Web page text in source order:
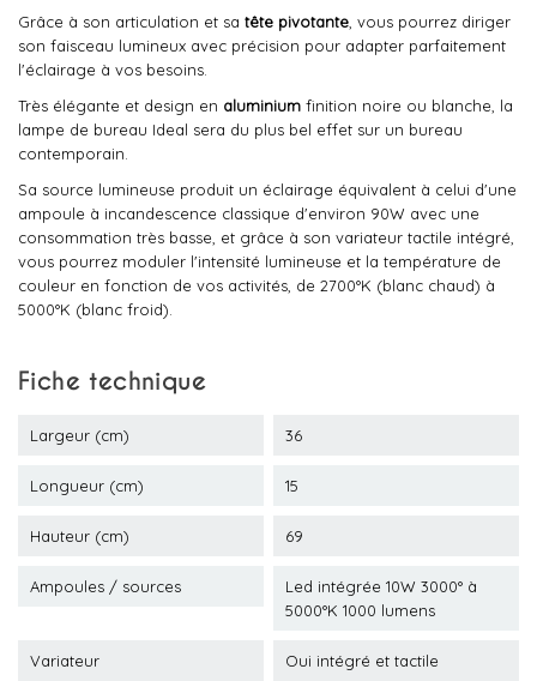
Grâce à son articulation et sa tête pivotante , vous pourrez diriger
son faisceau lumineux avec précision pour adapter parfaitement
l'éclairage à vos besoins.
Très élégante et design en aluminium finition noire ou blanche, la
lampe de bureau Ideal sera du plus bel effet sur un bureau
contemporain.
Sa source lumineuse produit un éclairage équivalent à celui d'une
ampoule à incandescence classique d'environ 90W avec une
consommation très basse, et grâce à son variateur tactile intégré,
vous pourrez moduler l'intensité lumineuse et la température de
couleur en fonction de vos activités, de 2700°K (blanc chaud) à
5000°K (blanc froid).
Fiche technique
Largeur (cm) 36
Longueur (cm) 15
Hauteur (cm) 69
Ampoules / sources
Led intégrée 10W 3000° à
5000°K 1000 lumens
Variateur Oui intégré et tactile